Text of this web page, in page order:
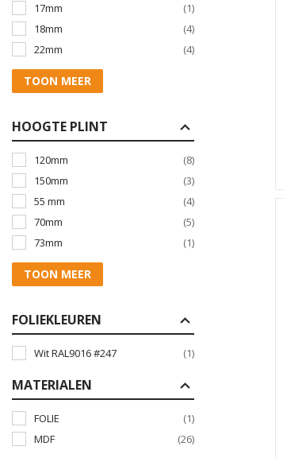
17mm
(1)
18mm
(4)
22mm
(4)
TOON MEER
HOOGTE PLINT
120mm
(8)
150mm
(3)
55 mm
(4)
70mm
(5)
73mm
(1)
TOON MEER
FOLIEKLEUREN
Wit RAL9016 #247 (1)
MATERIALEN
FOLIE
(1)
MDF
(26)